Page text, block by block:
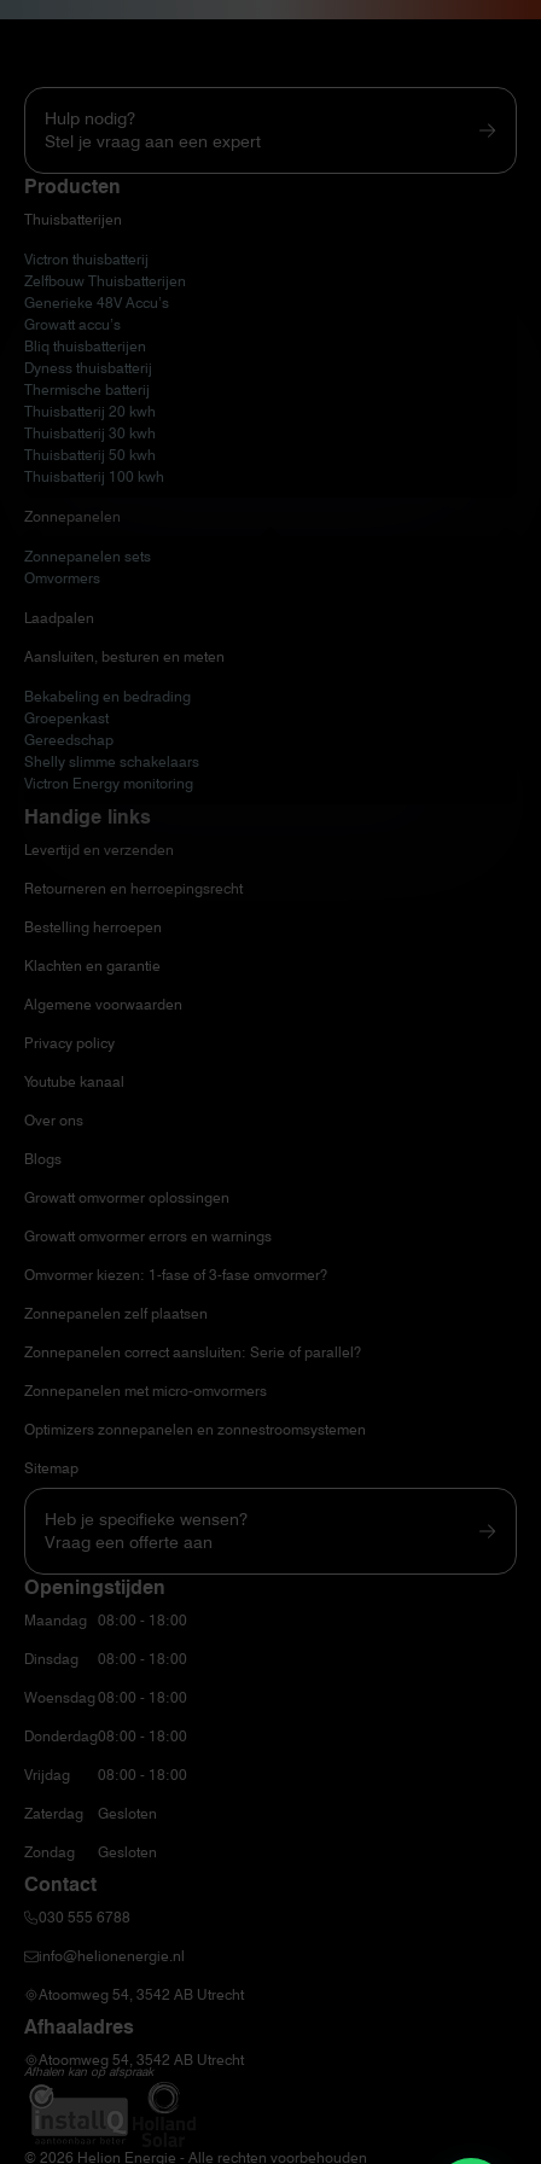
Hulp nodig?
Stel je vraag aan een expert
Producten
Thuisbatterijen
Victron thuisbatterij
Zelfbouw Thuisbatterijen
Generieke 48V Accu’s
Growatt accu’s
Bliq thuisbatterijen
Dyness thuisbatterij
Thermische batterij
Thuisbatterij 20 kwh
Thuisbatterij 30 kwh
Thuisbatterij 50 kwh
Thuisbatterij 100 kwh
Zonnepanelen
Zonnepanelen sets
Omvormers
Laadpalen
Aansluiten, besturen en meten
Bekabeling en bedrading
Groepenkast
Gereedschap
Shelly slimme schakelaars
Victron Energy monitoring
Handige links
Levertijd en verzenden
Retourneren en herroepingsrecht
Bestelling herroepen
Klachten en garantie
Algemene voorwaarden
Privacy policy
Youtube kanaal
Over ons
Blogs
Growatt omvormer oplossingen
Growatt omvormer errors en warnings
Omvormer kiezen: 1-fase of 3-fase omvormer?
Zonnepanelen zelf plaatsen
Zonnepanelen correct aansluiten: Serie of parallel?
Zonnepanelen met micro-omvormers
Optimizers zonnepanelen en zonnestroomsystemen
Sitemap
Heb je specifieke wensen?
Vraag een offerte aan
Openingstijden
Maandag
Dinsdag
Woensdag
Donderdag
Vrijdag
Zaterdag
Zondag
08:00 - 18:00
08:00 - 18:00
08:00 - 18:00
08:00 - 18:00
08:00 - 18:00
Gesloten
Gesloten
Contact
030 555 6788
info@helionenergie.nl
Atoomweg 54, 3542 AB Utrecht
Afhaaladres
Atoomweg 54, 3542 AB Utrecht
Afhalen kan op afspraak
© 2026 Helion Energie - Alle rechten voorbehouden